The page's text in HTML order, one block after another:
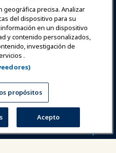
Únete ahora
geográfica precisa. Analizar
del dispositivo para su
en un dispositivo
y contenido personalizados,
investigación de
.
propósitos
Acepto